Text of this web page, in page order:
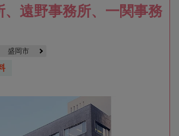
、遠野事務所、一関事務
盛岡市